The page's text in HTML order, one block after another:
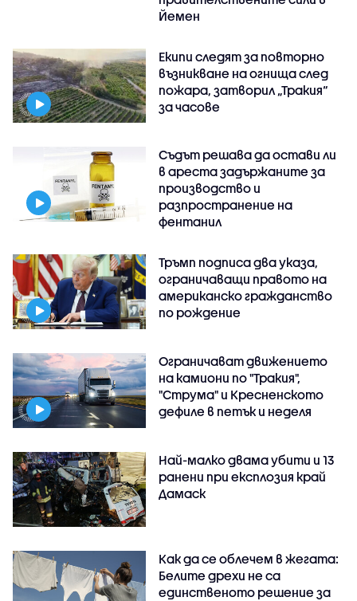
Йемен
Екипи следят за повторно
възникване на огнища след
пожара, затворил „Тракия“
за часове
Съдът решава да остави ли
в ареста задържаните за
производство и
разпространение на
фентанил
Тръмп подписа два указа,
ограничаващи правото на
американско гражданство
по рождение
Ограничават движението
на камиони по "Тракия",
"Струма" и Кресненското
дефиле в петък и неделя
Най-малко двама убити и 13
ранени при експлозия край
Дамаск
Как да се облечем в жегата:
Белите дрехи не са
единственото решение за